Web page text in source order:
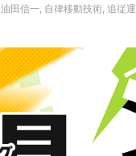
油田信一, 自律移動技術, 追従運